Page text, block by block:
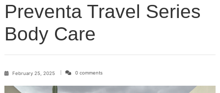
Preventa Travel Series
Body Care
February 25, 2025 0 comments